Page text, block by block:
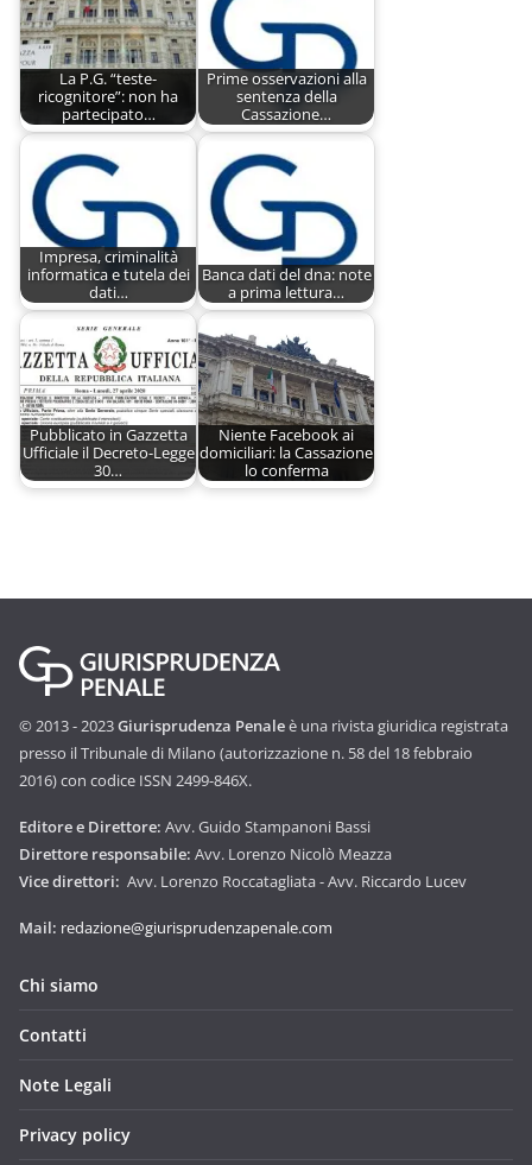
La P.G. “teste-
ricognitore”: non ha
partecipato…
Prime osservazioni alla
sentenza della
Cassazione…
Impresa, criminalità
informatica e tutela dei
dati…
Banca dati del dna: note
a prima lettura…
Pubblicato in Gazzetta
Ufficiale il Decreto-Legge
30…
Niente Facebook ai
domiciliari: la Cassazione
lo conferma
© 2013 - 2023Giurisprudenza Penaleè una rivista giuridica registrata
presso il Tribunale di Milano (autorizzazione n. 58 del 18 febbraio
2016) con codice ISSN 2499-846X.
Editore e Direttore: Avv. Guido Stampanoni Bassi
Direttore responsabile: Avv. Lorenzo Nicolò Meazza
Vice direttori: Avv. Lorenzo Roccatagliata - Avv. Riccardo Lucev
Mail: redazione@giurisprudenzapenale.com
Chi siamo
Contatti
Note Legali
Privacy policy